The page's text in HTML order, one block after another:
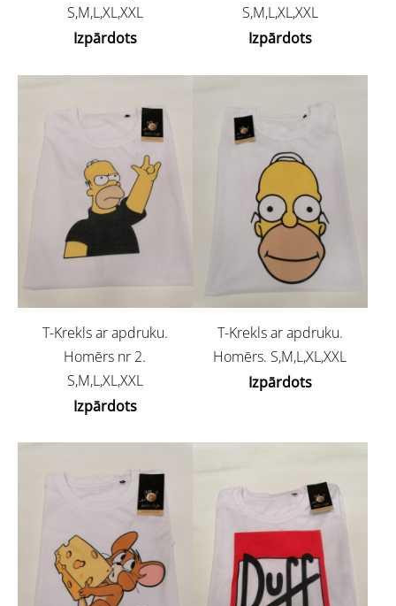
S,M,L,XL,XXL
Izpārdots
S,M,L,XL,XXL
Izpārdots
T-Krekls ar apdruku.
Homērs nr 2.
S,M,L,XL,XXL
Izpārdots
T-Krekls ar apdruku.
Homērs. S,M,L,XL,XXL
Izpārdots